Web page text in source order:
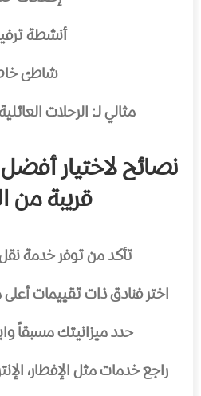
أنشطة
شاطئ
مثالي لـ: الرحلات
نصائح لاختيار
قريبة من
تأكد من توفر خدمة
اختر فنادق ذات تقييمات أعلى من 8 في مواقع
حدد ميزانيتك مسبقاً
راجع خدمات مثل الإفطار،